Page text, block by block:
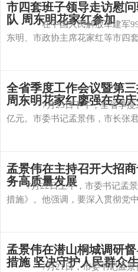
市四套班子领导走访慰
队 周东明花家红参加
在中国人民解放军建军99周年
东明、市政协主席花家红等市四
全省季度工作会议暨第
周东明花家红廖强在安
7月23日下午，全省季度工作
亿元。市委书记孟景伟，市长张
孟景伟在主持召开大招
务高质量发展
7月22日上午，市委书记孟景伟
措施》。他强调，要深入贯彻党
孟景伟在潜山桐城调研
措施 坚决守护人民群众
7月21日，市委书记孟景伟深